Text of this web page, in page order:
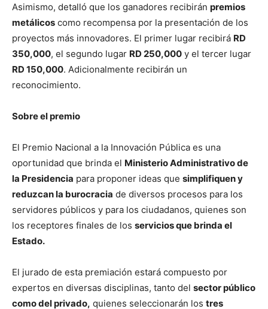
Asimismo, detalló que los ganadores recibirán premios
metálicos como recompensa por la presentación de los
proyectos más innovadores. El primer lugar recibirá RD
350,000, el segundo lugar RD 250,000 y el tercer lugar
RD 150,000. Adicionalmente recibirán un
reconocimiento.
Sobre el premio
El Premio Nacional a la Innovación Pública es una
oportunidad que brinda el Ministerio Administrativo de
la Presidencia para proponer ideas que simplifiquen y
reduzcan la burocracia de diversos procesos para los
servidores públicos y para los ciudadanos, quienes son
los receptores finales de los servicios que brinda el
Estado.
El jurado de esta premiación estará compuesto por
expertos en diversas disciplinas, tanto del sector público
como del privado, quienes seleccionarán los tres